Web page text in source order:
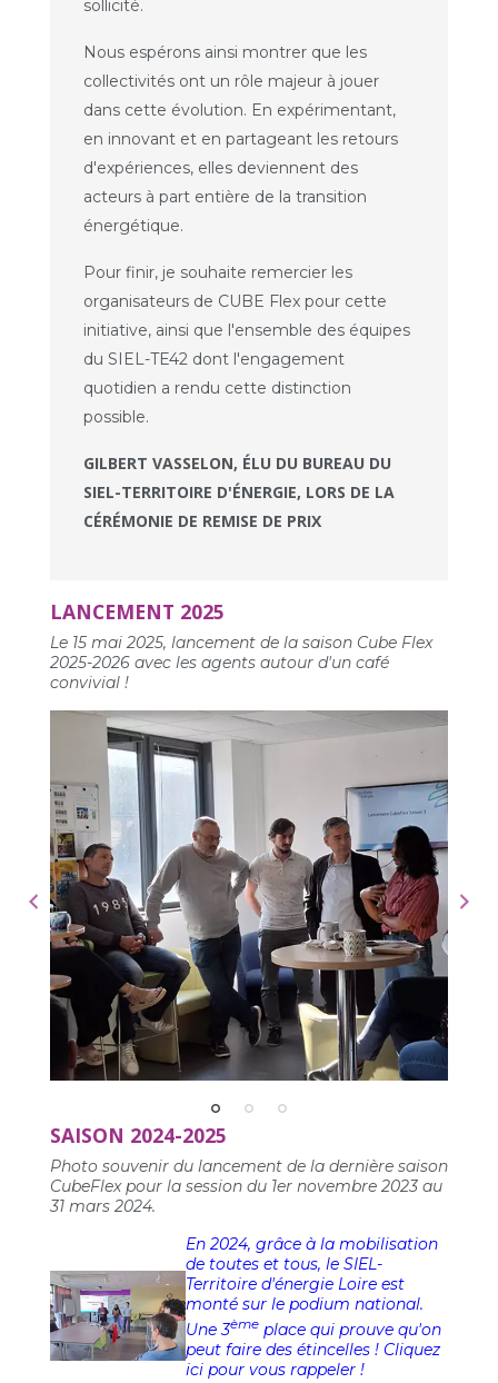
sollicité.
Nous espérons ainsi montrer que les
collectivités ont un rôle majeur à jouer
dans cette évolution. En expérimentant,
en innovant et en partageant les retours
d'expériences, elles deviennent des
acteurs à part entière de la transition
énergétique.
Pour finir, je souhaite remercier les
organisateurs de CUBE Flex pour cette
initiative, ainsi que l'ensemble des équipes
du SIEL-TE42 dont l'engagement
quotidien a rendu cette distinction
possible.
GILBERT VASSELON, ÉLU DU BUREAU DU
SIEL-TERRITOIRE D'ÉNERGIE, LORS DE LA
CÉRÉMONIE DE REMISE DE PRIX
LANCEMENT 2025
Le 15 mai 2025, lancement de la saison Cube Flex
2025-2026 avec les agents autour d'un café
convivial !
SAISON 2024-2025
Photo souvenir du lancement de la dernière saison
CubeFlex pour la session du 1er novembre 2023 au
31 mars 2024.
En 2024, grâce à la mobilisation
de toutes et tous, le SIEL-
Territoire d'énergie Loire est
monté sur le podium national.
Une 3èmeplace qui prouve qu'on
peut faire des étincelles ! Cliquez
ici pour vous rappeler !